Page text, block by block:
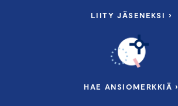
LIITY JÄSENEKSI ›
HAE ANSIOMERKKIÄ ›